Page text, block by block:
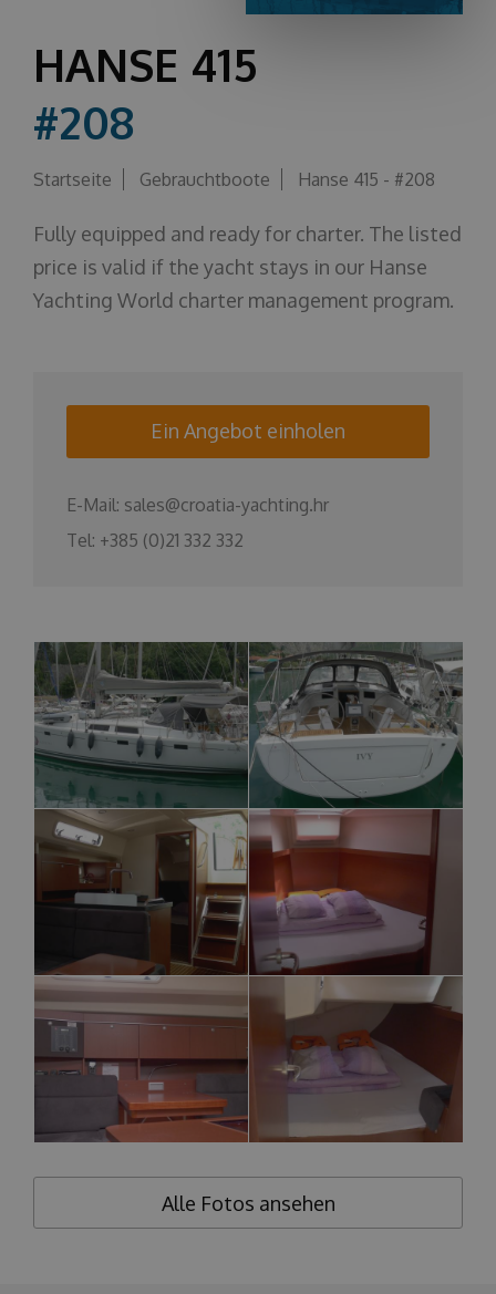
HANSE 415
#208
Startseite Gebrauchtboote Hanse 415 - #208
Fully equipped and ready for charter. The listed
price is valid if the yacht stays in our Hanse
Yachting World charter management program.
Ein Angebot einholen
E-Mail: sales@croatia-yachting.hr
Tel: +385 (0)21 332 332
Alle Fotos ansehen